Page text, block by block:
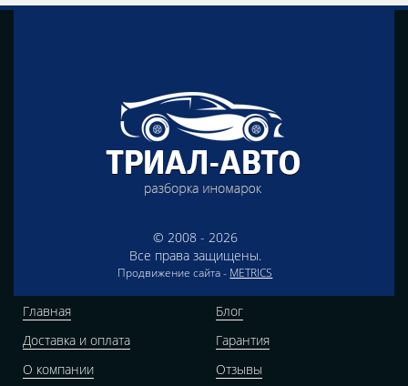
© 2008 - 2026
Все права защищены.
Продвижение сайта - METRICS
Главная
Доставка и оплата
О компании
Блог
Гарантия
Отзывы